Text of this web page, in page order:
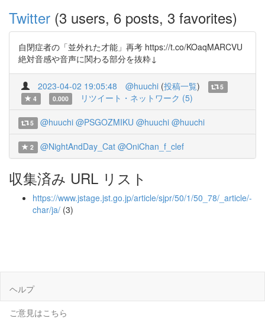
Twitter (3 users, 6 posts, 3 favorites)
自閉症者の「並外れた才能」再考 https://t.co/KOaqMARCVU
絶対音感や音声に関わる部分を抜粋↓
2023-04-02 19:05:48 @huuchi (投稿一覧)
5
4
0.000 リツイート・ネットワーク (5)
5 @huuchi @PSGOZMIKU @huuchi @huuchi
2 @NightAndDay_Cat @OniChan_f_clef
収集済み URL リスト
https://www.jstage.jst.go.jp/article/sjpr/50/1/50_78/_article/-
char/ja/ (3)
ヘルプ
ご意見はこちら